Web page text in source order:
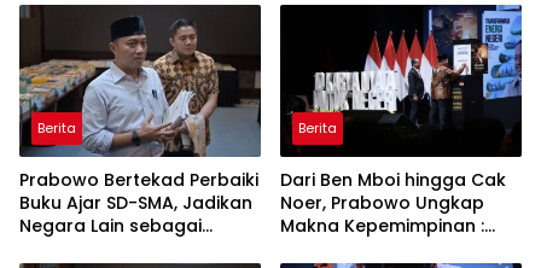
ASRI
Berita
Prabowo Bertekad Perbaiki
Buku Ajar SD-SMA, Jadikan
Negara Lain sebagai
Berita
Dari Ben Mboi hingga Cak
Noer, Prabowo Ungkap
Makna Kepemimpinan :